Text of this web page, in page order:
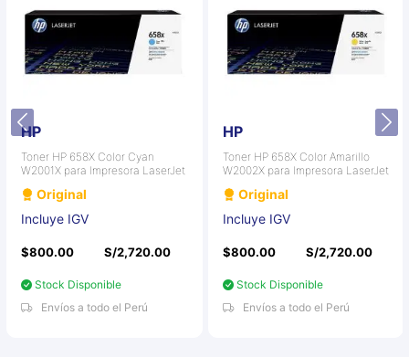
HP
Toner HP 658X Color Cyan
W2001X para Impresora LaserJet
Original
Incluye IGV
$800.00 S/2,720.00
Stock Disponible
Envíos a todo el Perú
HP
Toner HP 658X Color Amarillo
W2002X para Impresora LaserJet
Original
Incluye IGV
$800.00 S/2,720.00
Stock Disponible
Envíos a todo el Perú